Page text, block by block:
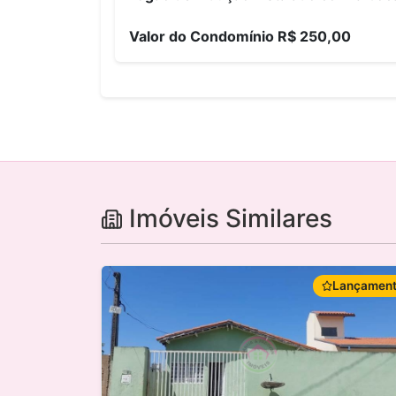
Valor do Condomínio R$ 250,00
Imóveis Similares